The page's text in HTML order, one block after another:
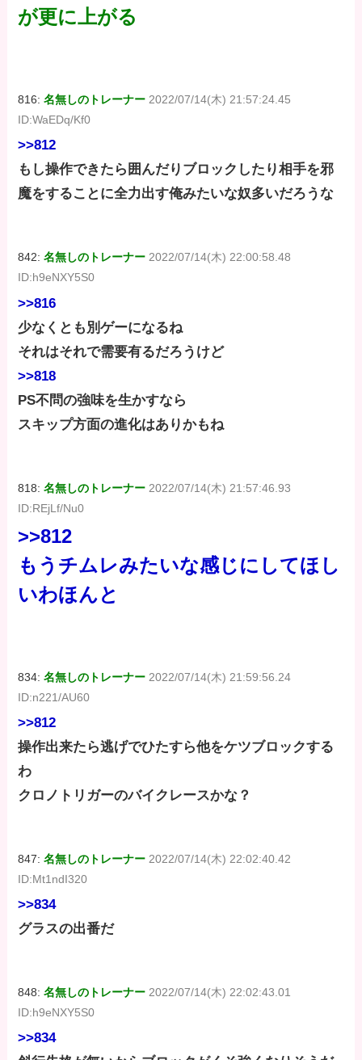
が更に上がる
816:名無しのトレーナー 2022/07/14(木) 21:57:24.45
ID:WaEDq/Kf0
>>812
もし操作できたら囲んだりブロックしたり相手を邪
魔をすることに全力出す俺みたいな奴多いだろうな
842:名無しのトレーナー 2022/07/14(木) 22:00:58.48
ID:h9eNXY5S0
>>816
少なくとも別ゲーになるね
それはそれで需要有るだろうけど
>>818
PS不問の強味を生かすなら
スキップ方面の進化はありかもね
818:名無しのトレーナー 2022/07/14(木) 21:57:46.93
ID:REjLf/Nu0
>>812
もうチムレみたいな感じにしてほし
いわほんと
834:名無しのトレーナー 2022/07/14(木) 21:59:56.24
ID:n221/AU60
>>812
操作出来たら逃げでひたすら他をケツブロックする
わ
クロノトリガーのバイクレースかな？
847:名無しのトレーナー 2022/07/14(木) 22:02:40.42
ID:Mt1ndI320
>>834
グラスの出番だ
848:名無しのトレーナー 2022/07/14(木) 22:02:43.01
ID:h9eNXY5S0
>>834